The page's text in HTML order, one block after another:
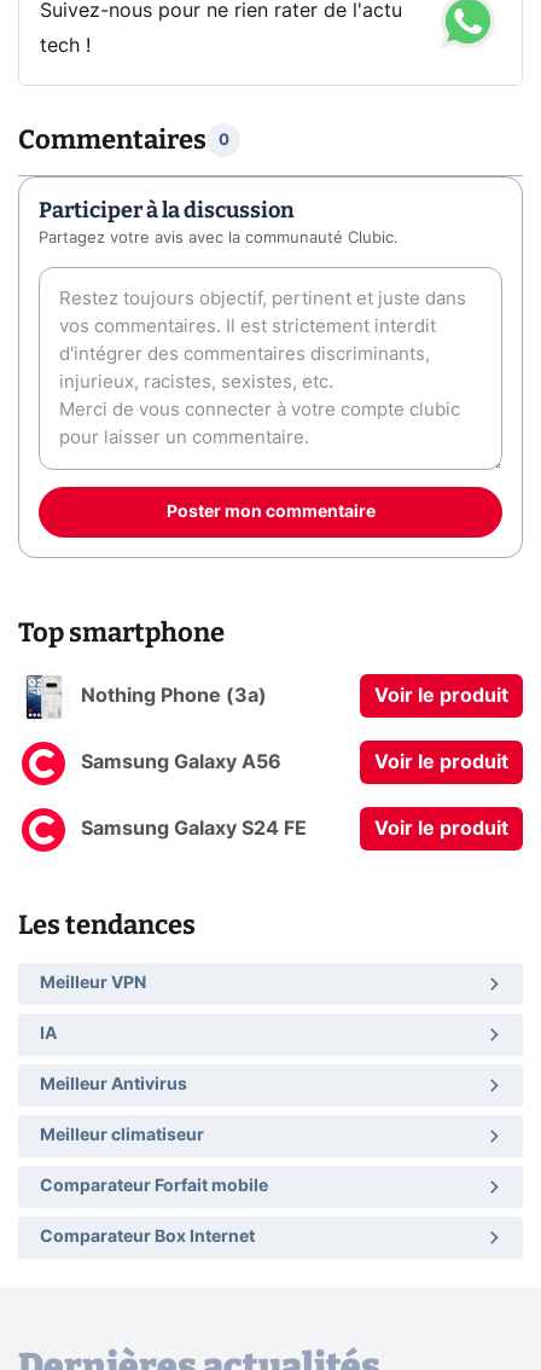
Suivez-nous pour ne rien rater de l'actu
tech !
Commentaires 0
Participer à la discussion
Partagez votre avis avec la communauté Clubic.
Poster mon commentaire
Top smartphone
Nothing Phone (3a) Voir le produit
Samsung Galaxy A56 Voir le produit
Samsung Galaxy S24 FE Voir le produit
Les tendances
Meilleur VPN
IA
Meilleur Antivirus
Meilleur climatiseur
Comparateur Forfait mobile
Comparateur Box Internet